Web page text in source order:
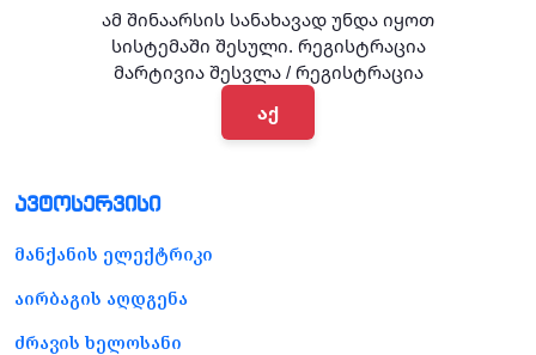
ამ შინაარსის სანახავად უნდა იყოთ
სისტემაში შესული. რეგისტრაცია
მარტივია შესვლა / რეგისტრაცია
აქ
ავტოსერვისი
მანქანის ელექტრიკი
აირბაგის აღდგენა
ძრავის ხელოსანი